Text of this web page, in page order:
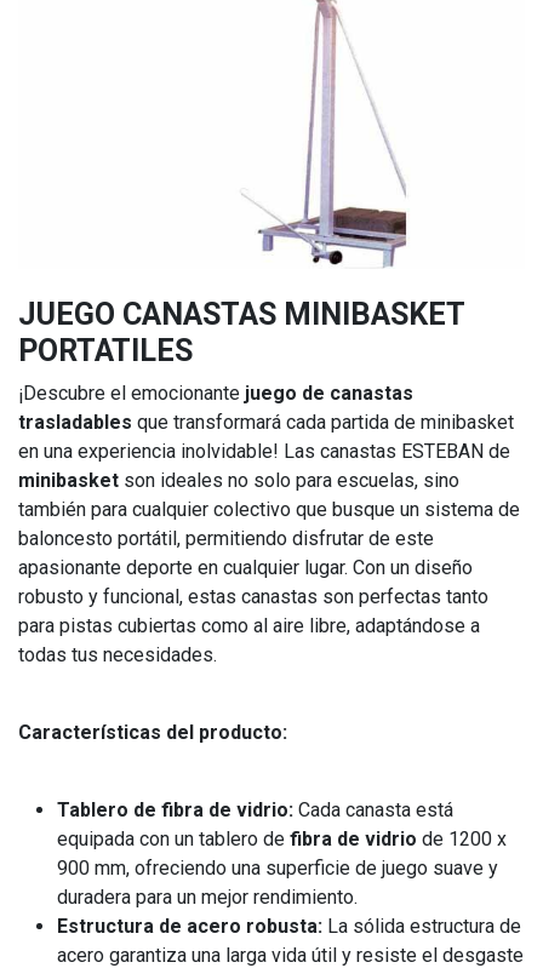
JUEGO CANASTAS MINIBASKET
PORTATILES
¡Descubre el emocionante juego de canastas
trasladables que transformará cada partida de minibasket
en una experiencia inolvidable! Las canastas ESTEBAN de
minibasket son ideales no solo para escuelas, sino
también para cualquier colectivo que busque un sistema de
baloncesto portátil, permitiendo disfrutar de este
apasionante deporte en cualquier lugar. Con un diseño
robusto y funcional, estas canastas son perfectas tanto
para pistas cubiertas como al aire libre, adaptándose a
todas tus necesidades.
Características del producto:
Tablero de fibra de vidrio: Cada canasta está
equipada con un tablero de fibra de vidrio de 1200 x
900 mm, ofreciendo una superficie de juego suave y
duradera para un mejor rendimiento.
Estructura de acero robusta: La sólida estructura de
acero garantiza una larga vida útil y resiste el desgaste